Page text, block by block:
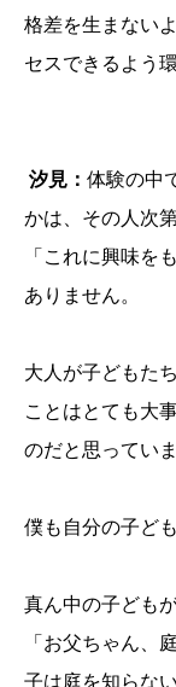
格差を生まない
セスできるよう
汐見： 体験の中
かは、その人次
「これに興味を
ありません。
大人が子どもた
ことはとても大
のだと思っていま
僕も自分の子ど
真ん中の子ども
「お父ちゃん、
子は庭を知らな